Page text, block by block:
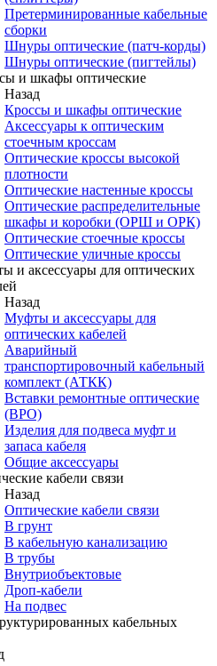
Претерминированные кабельные
сборки
Шнуры оптические (патч-корды)
Шнуры оптические (пигтейлы)
и шкафы оптические
Назад
Кроссы и шкафы оптические
Аксессуары к оптическим
стоечным кроссам
Оптические кроссы высокой
плотности
Оптические настенные кроссы
Оптические распределительные
шкафы и коробки (ОРШ и ОРК)
Оптические стоечные кроссы
Оптические уличные кроссы
и аксессуары для оптических
Назад
Муфты и аксессуары для
оптических кабелей
Аварийный
транспортировочный кабельный
комплект (АТКК)
Вставки ремонтные оптические
(ВРО)
Изделия для подвеса муфт и
запаса кабеля
Общие аксессуары
кабели связи
Назад
Оптические кабели связи
В грунт
В кабельную канализацию
В трубы
Внутриобъектовые
Дроп-кабели
На подвес
кабельных